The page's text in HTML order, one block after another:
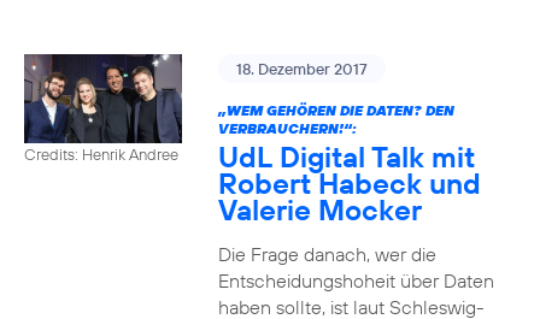
Credits: Henrik Andree
18. Dezember 2017
„WEM GEHÖREN DIE DATEN? DEN
VERBRAUCHERN!“:
UdL Digital Talk mit
Robert Habeck und
Valerie Mocker
Die Frage danach, wer die
Entscheidungshoheit über Daten
haben sollte, ist laut Schleswig-